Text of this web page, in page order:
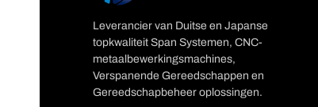
Leverancier van Duitse en Japanse
topkwaliteit Span Systemen, CNC-
metaalbewerkingsmachines,
Verspanende Gereedschappen en
Gereedschapbeheer oplossingen.